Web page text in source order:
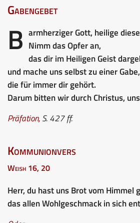
Gabengebet
B armherziger Gott, heilige
Nimm das Opfer an,
das dir im Heiligen Geist
und mache uns selbst zu einer Gabe,
die für immer dir gehört.
Darum bitten wir durch Christus,
Präfation,S. 427 ff.
Kommunionvers
Weish 16, 20
Herr, du hast uns Brot vom Himmel
das allen Wohlgeschmack in sich